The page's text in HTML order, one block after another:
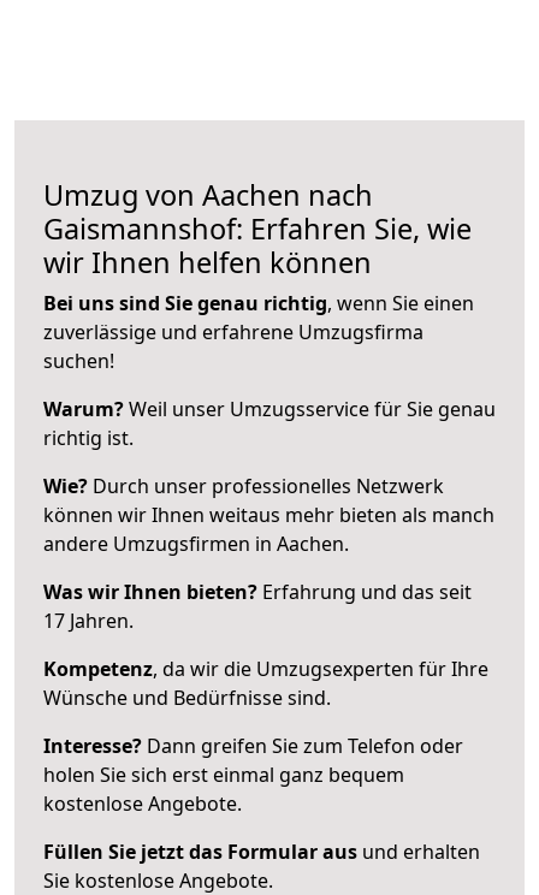
Umzug von Aachen nach
Gaismannshof: Erfahren Sie, wie
wir Ihnen helfen können
Bei uns sind Sie genau richtig, wenn Sie einen
zuverlässige und erfahrene Umzugsfirma
suchen!
Warum?Weil unser Umzugsservice für Sie genau
richtig ist.
Wie? Durch unser professionelles Netzwerk
können wir Ihnen weitaus mehr bieten als manch
andere Umzugsfirmen in Aachen.
Was wir Ihnen bieten? Erfahrung und das seit
17 Jahren.
Kompetenz, da wir die Umzugsexperten für Ihre
Wünsche und Bedürfnisse sind.
Interesse? Dann greifen Sie zum Telefon oder
holen Sie sich erst einmal ganz bequem
kostenlose Angebote.
Füllen Sie jetzt das Formular aus und erhalten
Sie kostenlose Angebote.